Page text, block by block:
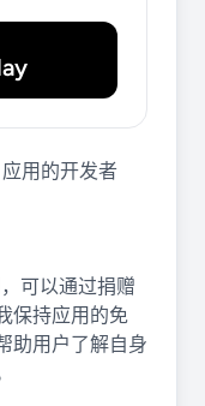
用的开发者
可以通过捐赠
保持应用的免
助用户了解自身